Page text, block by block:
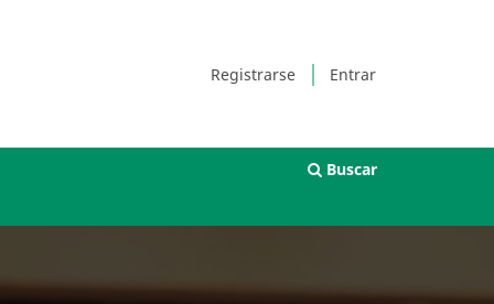
Registrarse Entrar
Buscar